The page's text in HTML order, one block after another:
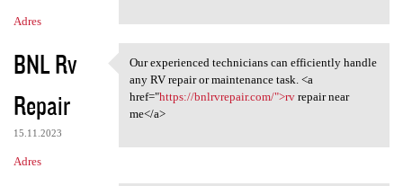
Adres
BNL Rv
Repair
15.11.2023
Adres
Our experienced technicians
Our experienced technicians can efficiently handle
any RV repair or maintenance task. <a
href="https://bnlrvrepair.com/">rvrepair near
me</a>